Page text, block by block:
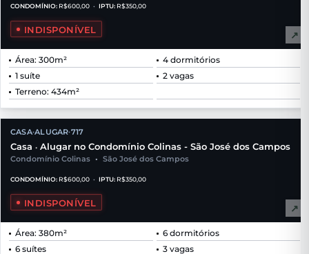
CONDOMÍNIO: R$600,00 • IPTU: R$350,00
INDISPONÍVEL ↗
Área: 300m²
4 dormitórios
1 suíte
2 vagas
Terreno: 434m²
CASA•ALUGAR•717
Casa • Alugar no Condomínio Colinas - São José dos Campos
Condomínio Colinas • São José dos Campos
CONDOMÍNIO: R$600,00 • IPTU: R$350,00
INDISPONÍVEL ↗
Área: 380m²
6 dormitórios
6 suítes
3 vagas